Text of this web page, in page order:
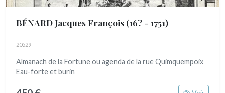
BÉNARD Jacques François (16? - 1751)
20529
Almanach de la Fortune ou agenda de la rue Quimquempoix
Eau-forte et burin